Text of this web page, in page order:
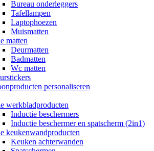
Bureau onderleggers
Tafellampen
Laptophoezen
Muismatten
matten
Deurmatten
Badmatten
Wc matten
personaliseren
werkbladproducten
Inductie beschermers
Inductie beschermer en spatscherm (2in1)
keukenwandproducten
Keuken achterwanden